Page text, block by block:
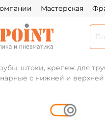
Мастерская
штоки, крепеж для
с нижней и верхней